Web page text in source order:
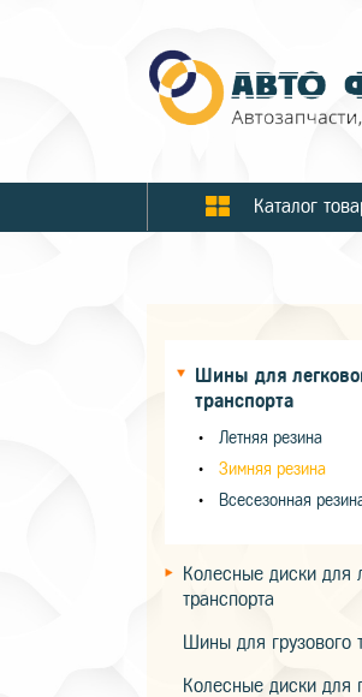
Каталог
Шины для
транспорта
Летняя резина
Зимняя резина
Всесезонная
Колесные диски для
транспорта
Шины для грузового
Колесные диски для